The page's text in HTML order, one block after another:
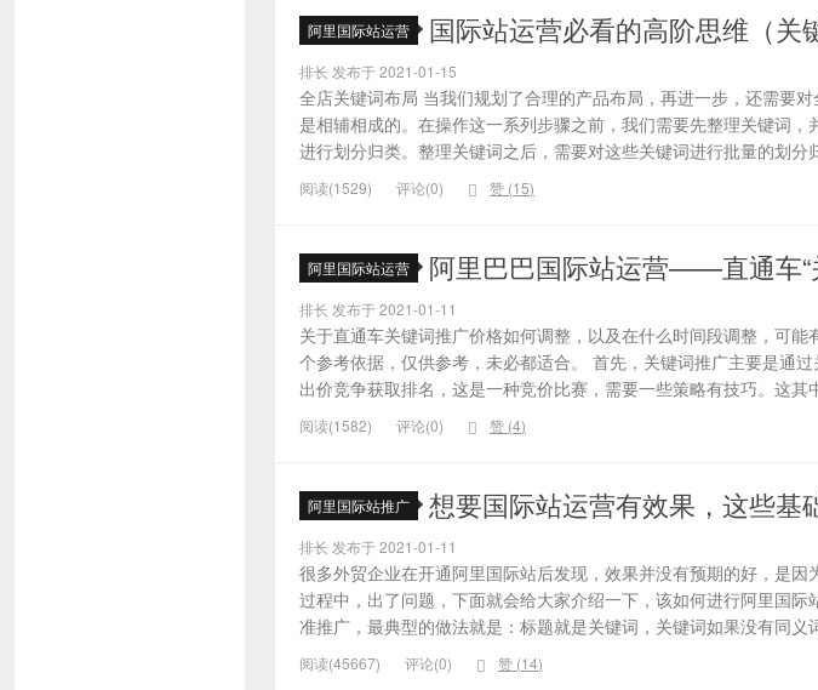
阿里国际站运营 国际站运营必看的高阶思维（关
排长 发布于 2021-01-15
全店关键词布局 当我们规划了合理的产品布局，再进一步，还需要
是相辅相成的。在操作这一系列步骤之前，我们需要先整理关键词
进行划分归类。整理关键词之后，需要对这些关键词进行批量的划分
阅读(1529) 评论(0) 赞 (15)
阿里国际站运营 阿里巴巴国际站运营——直通车“
排长 发布于 2021-01-11
关于直通车关键词推广价格如何调整，以及在什么时间段调整，可
个参考依据，仅供参考，未必都适合。 首先，关键词推广主要是通
出价竞争获取排名，这是一种竞价比赛，需要一些策略有技巧。这其
阅读(1582) 评论(0) 赞 (4)
阿里国际站推广 想要国际站运营有效果，这些基
排长 发布于 2021-01-11
很多外贸企业在开通阿里国际站后发现，效果并没有预期的好，是
过程中，出了问题，下面就会给大家介绍一下，该如何进行阿里国
准推广，最典型的做法就是：标题就是关键词，关键词如果没有同义
阅读(45667) 评论(0) 赞 (14)